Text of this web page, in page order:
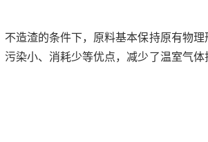
造渣的条件下，原料基本保持原有物
染小、消耗少等优点，减少了温室气